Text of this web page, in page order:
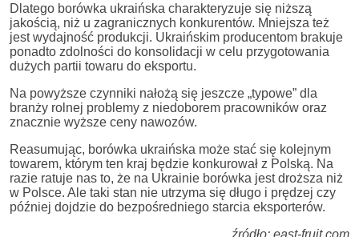
Dlatego borówka ukraińska charakteryzuje się niższą
jakością, niż u zagranicznych konkurentów. Mniejsza też
jest wydajność produkcji. Ukraińskim producentom brakuje
ponadto zdolności do konsolidacji w celu przygotowania
dużych partii towaru do eksportu.
Na powyższe czynniki nałożą się jeszcze „typowe” dla
branży rolnej problemy z niedoborem pracowników oraz
znacznie wyższe ceny nawozów.
Reasumując, borówka ukraińska może stać się kolejnym
towarem, którym ten kraj będzie konkurował z Polską. Na
razie ratuje nas to, że na Ukrainie borówka jest droższa niż
w Polsce. Ale taki stan nie utrzyma się długo i prędzej czy
później dojdzie do bezpośredniego starcia eksporterów.
źródło: east-fruit.com